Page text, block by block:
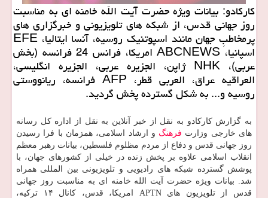
كاركادو: بیانات ویژه حضرت آیت الله خامنه ای به مناسبت
روز جهانی قدس، از شبكه های تلویزیونی و خبرگزاری های
پرمخاطبِ جهان مانند اسپوتنیك روسیه، آنسا ایتالیا، EFE
اسپانیا، ABCNEWS امریكا، فرانس 24 فرانسه (بخش
عربی)، NHK ژاپن، الجزیره عربی، الجزیره انگلیسی،
العراقیه عراق، العربی قطر، AFP فرانسه، ریانووستی
روسیه و... به شكل گسترده پخش گردید.
به گزارش کارکادو به نقل از خبر آنلاین به نقل از اداره کل رسانه
های خارجی وزارت فرهنگ و ارشاد اسلامی، همزمان با فرا رسیدن
روز جهانی قدس و دفاع از مردم مظلوم فلسطین، بیانات رهبر معظم
انقلاب اسلامی علاوه بر پخش زنده در خیلی از کشورهای جهان، با
پوشش گسترده شبکه های رادیویی و تلویزیونی بین المللی همراه
شد. بیانات ویژه حضرت آیت الله خامنه ای به مناسبت روز جهانی
قدس از تلویزیون های APTN امریکا، قدس، کانال ۱۴ ترکیه،